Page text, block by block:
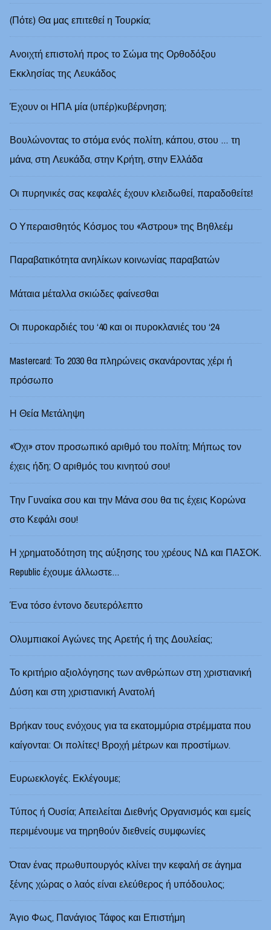
(Πότε) Θα μας επιτεθεί η Τουρκία;
Ανοιχτή επιστολή προς το Σώμα της Ορθοδόξου
Εκκλησίας της Λευκάδος
Έχουν οι ΗΠΑ μία (υπέρ)κυβέρνηση;
Βουλώνοντας το στόμα ενός πολίτη, κάπου, στου … τη
μάνα, στη Λευκάδα, στην Κρήτη, στην Ελλάδα
Οι πυρηνικές σας κεφαλές έχουν κλειδωθεί, παραδοθείτε!
Ο Υπεραισθητός Κόσμος του «Άστρου» της Βηθλεέμ
Παραβατικότητα ανηλίκων κοινωνίας παραβατών
Μάταια μέταλλα σκιώδες φαίνεσθαι
Οι πυροκαρδιές του ‘40 και οι πυροκλανιές του ‘24
Mastercard: Το 2030 θα πληρώνεις σκανάροντας χέρι ή
πρόσωπο
Η Θεία Μετάληψη
«Όχι» στον προσωπικό αριθμό του πολίτη; Μήπως τον
έχεις ήδη; Ο αριθμός του κινητού σου!
Την Γυναίκα σου και την Μάνα σου θα τις έχεις Κορώνα
στο Κεφάλι σου!
Η χρηματοδότηση της αύξησης του χρέους ΝΔ και ΠΑΣΟΚ.
Republic έχουμε άλλωστε…
Ένα τόσο έντονο δευτερόλεπτο
Ολυμπιακοί Αγώνες της Αρετής ή της Δουλείας;
Το κριτήριο αξιολόγησης των ανθρώπων στη χριστιανική
Δύση και στη χριστιανική Ανατολή
Βρήκαν τους ενόχους για τα εκατομμύρια στρέμματα που
καίγονται: Οι πολίτες! Βροχή μέτρων και προστίμων.
Ευρωεκλογές. Εκλέγουμε;
Τύπος ή Ουσία; Απειλείται Διεθνής Οργανισμός και εμείς
περιμένουμε να τηρηθούν διεθνείς συμφωνίες
Όταν ένας πρωθυπουργός κλίνει την κεφαλή σε άγημα
ξένης χώρας ο λαός είναι ελεύθερος ή υπόδουλος;
Άγιο Φως, Πανάγιος Τάφος και Επιστήμη